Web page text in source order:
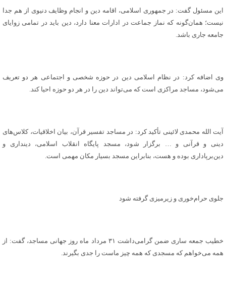
این مسئول گفت: در جمهوری اسلامی، اقامه دین و انجام وظایف دنیوی از هم جدا
نیست؛ همان‌گونه که نماز جماعت در ادارات معنا دارد، دین باید در تمامی زوایای
جامعه جاری باشد.
وی اضافه کرد: در نظام اسلامی دین در حوزه شخصی و اجتماعی هر دو تعریف
می‌شود، مساجد مراکزی است که می‌تواند دین را در هر دو حوزه احیا کند.
آیت الله محمدی لائینی تأکید کرد: در مساجد تفسیر قرآن، بیان اخلاقیات، کلاس‌های
دینی و قرآنی و … برگزار شود، مسجد پایگاه انقلاب اسلامی، دینداری و
دین‌برپاداری بوده و هست، بنابراین مسجد بسیار مکان مهمی است.
جلوی حرام‌خوری و زیرمیزی گرفته شود
خطیب جمعه ساری ضمن گرامی‌داشت ۳۱ مرداد ماه روز جهانی مساجد، گفت: از
همه می‌خواهم که مسجدی که همه چیز ماست را جدی بگیرند.